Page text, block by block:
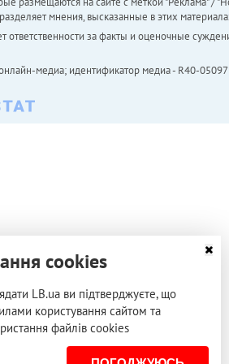
мнения, высказанные в этих
ответственности за факты и оценочные
медиа; идентификатор медиа - R40-05097
cookies
LB.ua ви підтверджуєте, що
користування сайтом та
файлів cookies